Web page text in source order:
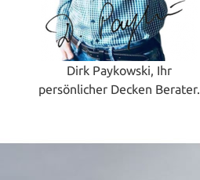
Dirk Paykowski, Ihr
persönlicher Decken Berater.